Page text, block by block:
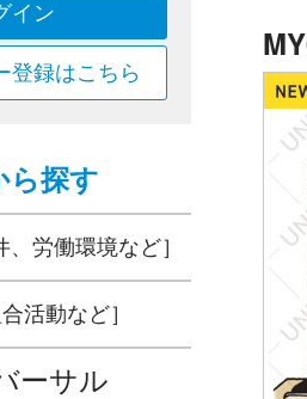
イン
登録はこちら
ら探す
、労働環境など］
合活動など］
ーサル